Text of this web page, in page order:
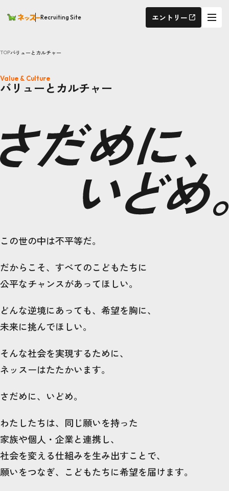
Recruiting Site エントリー
TOPバリューとカルチャー
Value & Culture
バリューとカルチャー
この世の中は不平等だ。
だからこそ、すべてのこどもたちに
公平なチャンスがあってほしい。
どんな逆境にあっても、希望を胸に、
未来に挑んでほしい。
そんな社会を実現するために、
ネッスーはたたかいます。
さだめに、いどめ。
わたしたちは、同じ願いを持った
家族や個人・企業と連携し、
社会を変える仕組みを生み出すことで、
願いをつなぎ、こどもたちに希望を届けます。